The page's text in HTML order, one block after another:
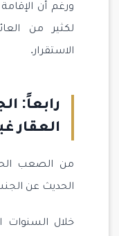
ورغم أن
لكثير من
الاستقرار.
رابعاً:
العقار
من الصعب
الحديث عن
خلال السنوات